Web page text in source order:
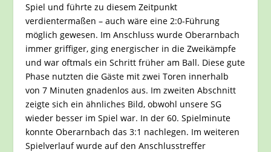
Spiel und führte zu diesem Zeitpunkt
verdientermaßen – auch wäre eine 2:0-Führung
möglich gewesen. Im Anschluss wurde Oberarnbach
immer griffiger, ging energischer in die Zweikämpfe
und war oftmals ein Schritt früher am Ball. Diese gute
Phase nutzten die Gäste mit zwei Toren innerhalb
von 7 Minuten gnadenlos aus. Im zweiten Abschnitt
zeigte sich ein ähnliches Bild, obwohl unsere SG
wieder besser im Spiel war. In der 60. Spielminute
konnte Oberarnbach das 3:1 nachlegen. Im weiteren
Spielverlauf wurde auf den Anschlusstreffer